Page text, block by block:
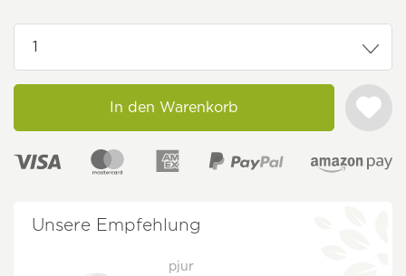
In den Warenkorb
Unsere Empfehlung
pjur